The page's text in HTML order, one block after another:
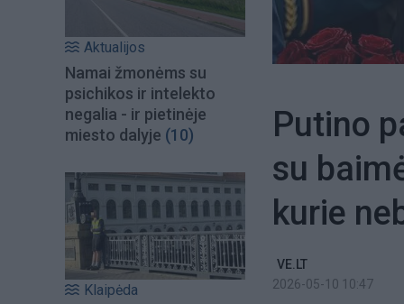
Aktualijos
Namai žmonėms su
psichikos ir intelekto
negalia - ir pietinėje
miesto dalyje (10)
Klaipėda
Putino
su
kurie
VE.LT
2026-05-10 10:47